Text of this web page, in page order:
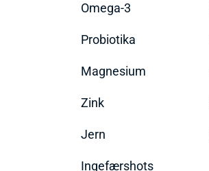
Omega-3
Probiotika
Magnesium
Zink
Jern
Ingefærshots